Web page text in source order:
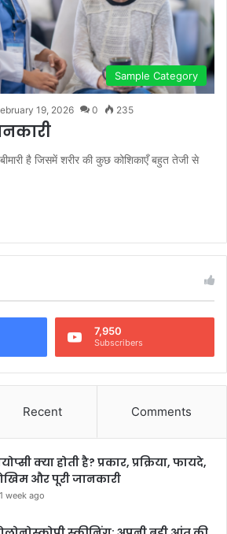
Sample Category
19, 2026 0 235
है जिसमें शरीर की कुछ कोशिकाएँ बहुत तेजी से
7,950
Subscribers
Recent Comments
क्या होती है? प्रकार, प्रक्रिया, फायदे,
और पूरी जानकारी
1 week ago